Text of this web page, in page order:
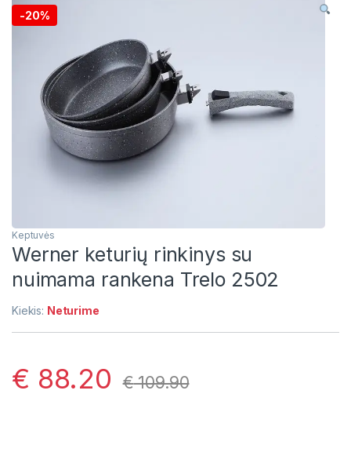
-20%
Keptuvės
Werner keturių rinkinys su
nuimama rankena Trelo 2502
Kiekis: Neturime
€ 88.20 €109.90